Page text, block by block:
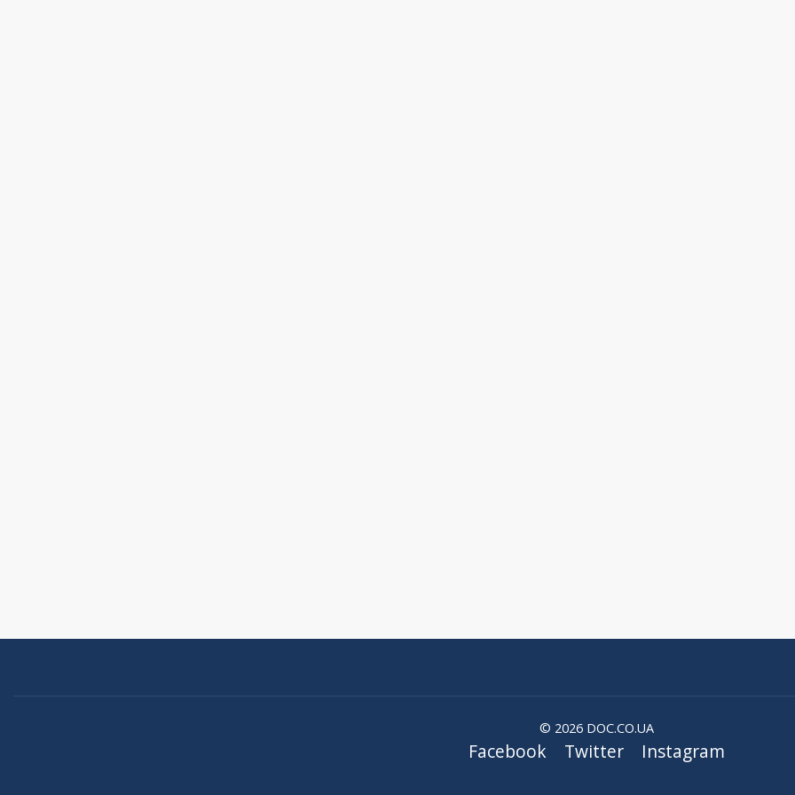
© 2026 DOC.CO.UA
Facebook Twitter Instagram